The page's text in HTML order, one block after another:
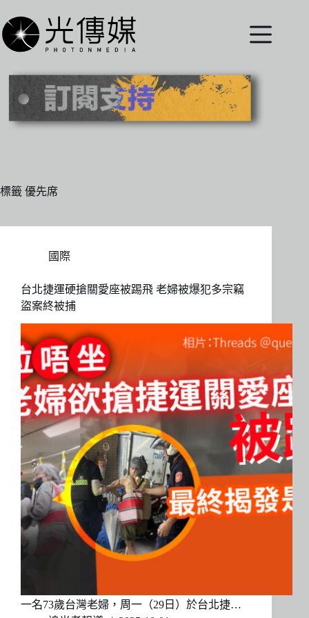
至
主
內
標籤 優先席
國際
台北捷運硬搶關愛座被踢飛 老婦被爆犯多宗竊
盜案終被捕
一名73歲台灣老婦，周一（29日）於台北捷…